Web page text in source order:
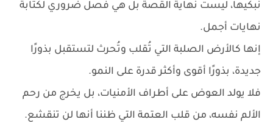
نبكيها، ليست نهاية القصة بل هي فصل ضروري لكتابة
نهايات أجمل.
إنها كالأرض الصلبة التي تُقلب وتُحرث لتستقبل بذورًا
جديدة، بذورًا أقوى وأكثر قدرة على النمو.
فلا يولد العوض على أطراف الأمنيات، بل يخرج من رحم
الألم نفسه، من قلب العتمة التي ظننا أنها لن تنقشع.